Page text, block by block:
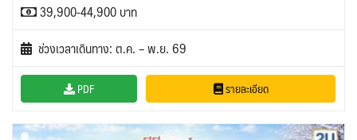
39,900-44,900 บาท
ช่วงเวลาเดินทาง: ต.ค. – พ.ย. 69
PDF รายละเอียด